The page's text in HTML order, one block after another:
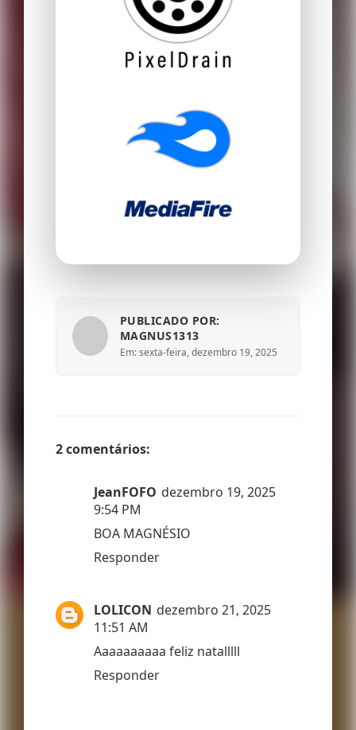
PUBLICADO POR:
MAGNUS1313
Em: sexta-feira, dezembro 19, 2025
2 comentários:
JeanFOFO dezembro 19, 2025
9:54 PM
BOA MAGNÉSIO
Responder
LOLICON dezembro 21, 2025
11:51 AM
Aaaaaaaaaa feliz natalllll
Responder